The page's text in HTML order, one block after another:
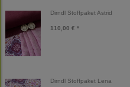
Dirndl Stoffpaket Astrid
110,00 € *
Dirndl Stoffpaket Lena